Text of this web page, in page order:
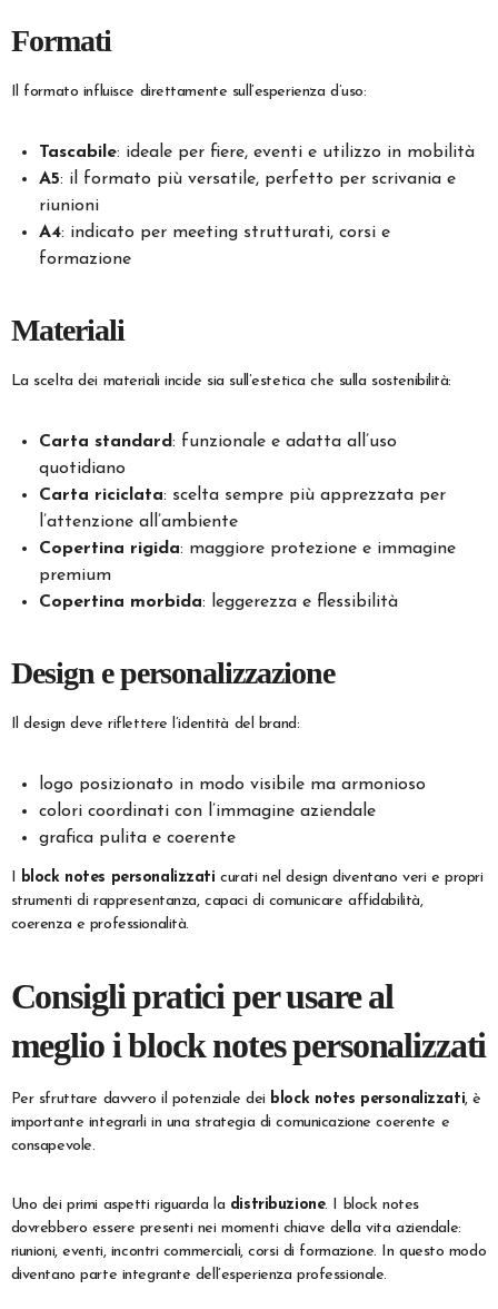
Formati
Il formato influisce direttamente sull’esperienza d’uso:
Tascabile: ideale per fiere, eventi e utilizzo in mobilità
A5: il formato più versatile, perfetto per scrivania e
riunioni
A4: indicato per meeting strutturati, corsi e
formazione
Materiali
La scelta dei materiali incide sia sull’estetica che sulla sostenibilità:
Carta standard: funzionale e adatta all’uso
quotidiano
Carta riciclata: scelta sempre più apprezzata per
l’attenzione all’ambiente
Copertina rigida: maggiore protezione e immagine
premium
Copertina morbida: leggerezza e flessibilità
Design e personalizzazione
Il design deve riflettere l’identità del brand:
logo posizionato in modo visibile ma armonioso
colori coordinati con l’immagine aziendale
grafica pulita e coerente
block notes personalizzati curati nel design diventano veri e propri
strumenti di rappresentanza, capaci di comunicare affidabilità,
coerenza e professionalità.
Consigli pratici per usare al
meglio i block notes personalizzati
Per sfruttare davvero il potenziale dei block notes personalizzati, è
importante integrarli in una strategia di comunicazione coerente e
consapevole.
Uno dei primi aspetti riguarda la distribuzione. I block notes
dovrebbero essere presenti nei momenti chiave della vita aziendale:
riunioni, eventi, incontri commerciali, corsi di formazione. In questo modo
diventano parte integrante dell’esperienza professionale.